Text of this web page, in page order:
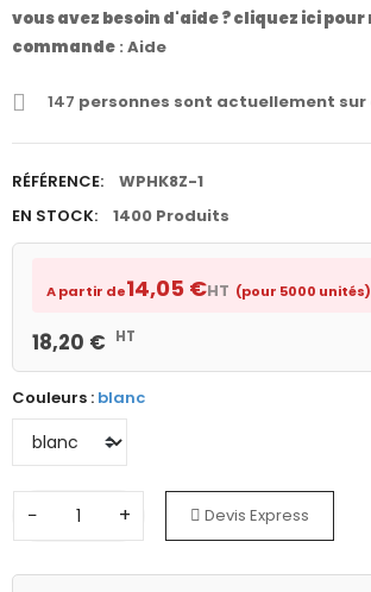
vous avez besoin d'aide ? cliquez ici
commande : Aide
147 personnes sont actuellement
RÉFÉRENCE:
WPHK8Z-1
EN STOCK:
1400 Produits
A partir de14,05 €HT (pour 5000 unités)
18,20 € HT
Couleurs : blanc
− + Devis Express